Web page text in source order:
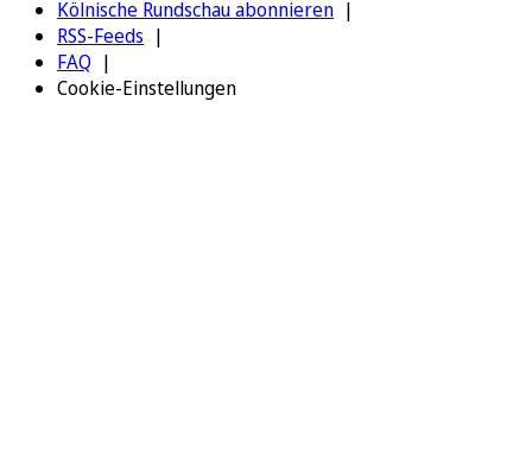
Kölnische Rundschau abonnieren
RSS-Feeds
FAQ
Cookie-Einstellungen